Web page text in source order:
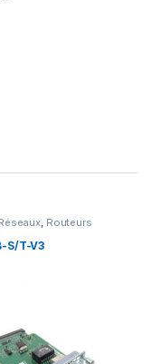
, Routeurs
S/T-V3